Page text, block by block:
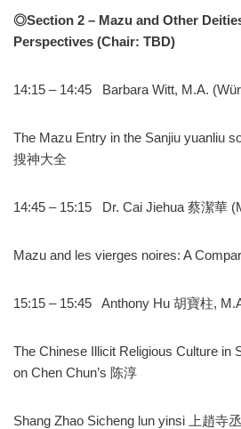
◎Section 2 – Mazu and Other
Perspectives (Chair: TBD)
14:15 – 14:45 Barbara Witt, M.A.
The Mazu Entry in the Sanjiu yuanliu
搜神大全
14:45 – 15:15 Dr. Cai Jiehua 蔡潔華
Mazu and les vierges noires: A
15:15 – 15:45 Anthony Hu 胡寶柱,
The Chinese Illicit Religious Culture in
on Chen Chun’s 陈淳
Shang Zhao Sicheng lun yinsi 上趙寺